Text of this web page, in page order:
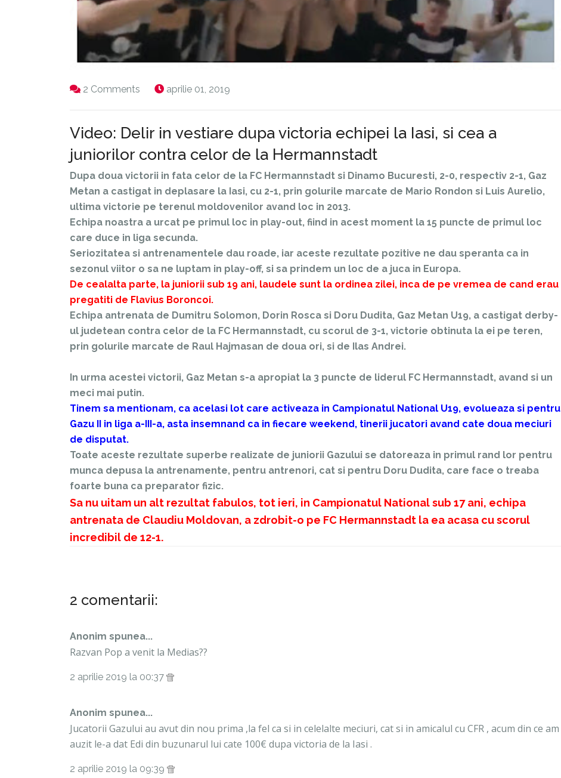
2 Comments aprilie 01, 2019
Video: Delir in vestiare dupa victoria echipei la Iasi, si cea a
juniorilor contra celor de la Hermannstadt
Dupa doua victorii in fata celor de la FC Hermannstadt si Dinamo Bucuresti, 2-0, respectiv 2-1, Gaz
Metan a castigat in deplasare la Iasi, cu 2-1, prin golurile marcate de Mario Rondon si Luis Aurelio,
ultima victorie pe terenul moldovenilor avand loc in 2013.
Echipa noastra a urcat pe primul loc in play-out, fiind in acest moment la 15 puncte de primul loc
care duce in liga secunda.
Seriozitatea si antrenamentele dau roade, iar aceste rezultate pozitive ne dau speranta ca in
sezonul viitor o sa ne luptam in play-off, si sa prindem un loc de a juca in Europa.
De cealalta parte, la juniorii sub 19 ani, laudele sunt la ordinea zilei, inca de pe vremea de cand erau
pregatiti de Flavius Boroncoi.
Echipa antrenata de Dumitru Solomon, Dorin Rosca si Doru Dudita, Gaz Metan U19, a castigat derby-
ul judetean contra celor de la FC Hermannstadt, cu scorul de 3-1, victorie obtinuta la ei pe teren,
prin golurile marcate de Raul Hajmasan de doua ori, si de Ilas Andrei.
In urma acestei victorii, Gaz Metan s-a apropiat la 3 puncte de liderul FC Hermannstadt, avand si un
meci mai putin.
Tinem sa mentionam, ca acelasi lot care activeaza in Campionatul National U19, evolueaza si pentru
Gazu II in liga a-III-a, asta insemnand ca in fiecare weekend, tinerii jucatori avand cate doua meciuri
de disputat.
Toate aceste rezultate superbe realizate de juniorii Gazului se datoreaza in primul rand lor pentru
munca depusa la antrenamente, pentru antrenori, cat si pentru Doru Dudita, care face o treaba
foarte buna ca preparator fizic.
Sa nu uitam un alt rezultat fabulos, tot ieri, in Campionatul National sub 17 ani, echipa
antrenata de Claudiu Moldovan, a zdrobit-o pe FC Hermannstadt la ea acasa cu scorul
incredibil de 12-1.
2 comentarii:
Anonim spunea...
Razvan Pop a venit la Medias??
2 aprilie 2019 la 00:37
Anonim spunea...
Jucatorii Gazului au avut din nou prima ,la fel ca si in celelalte meciuri, cat si in amicalul cu CFR , acum din ce am
auzit le-a dat Edi din buzunarul lui cate 100€ dupa victoria de la Iasi .
2 aprilie 2019 la 09:39